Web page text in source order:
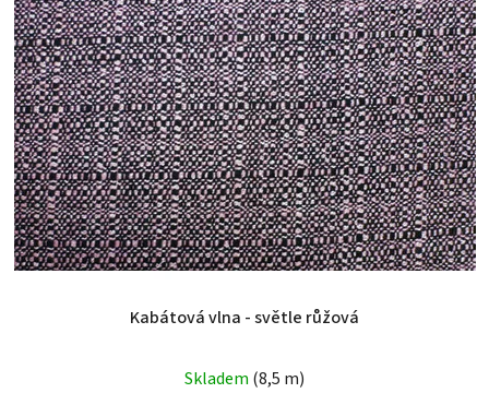
Kabátová vlna - světle růžová
Skladem (8,5 m)